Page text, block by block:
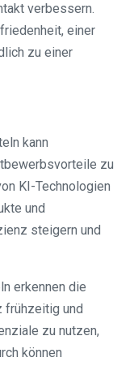
verbessern.
einer
zu einer
kann
zu
KI-Technologien
und
steigern und
erkennen die
frühzeitig und
zu nutzen,
können